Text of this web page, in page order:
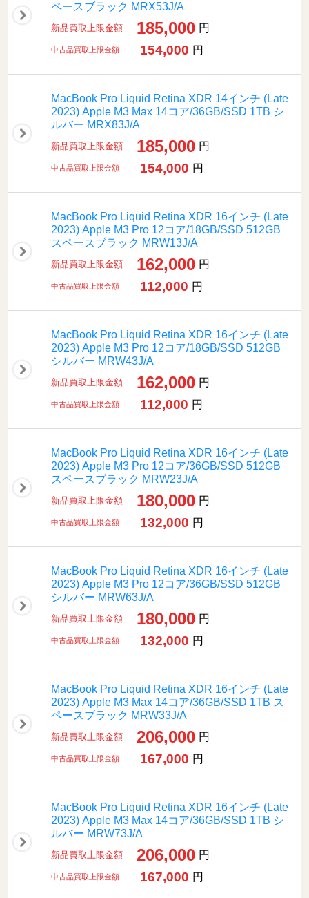
ペースブラック MRX53J/A
新品買取上限金額 185,000 円
中古品買取上限金額 154,000 円
MacBook Pro Liquid Retina XDR 14インチ (Late
2023) Apple M3 Max 14コア/36GB/SSD 1TB シ
ルバー MRX83J/A
新品買取上限金額 185,000 円
中古品買取上限金額 154,000 円
MacBook Pro Liquid Retina XDR 16インチ (Late
2023) Apple M3 Pro 12コア/18GB/SSD 512GB
スペースブラック MRW13J/A
新品買取上限金額 162,000 円
中古品買取上限金額 112,000 円
MacBook Pro Liquid Retina XDR 16インチ (Late
2023) Apple M3 Pro 12コア/18GB/SSD 512GB
シルバー MRW43J/A
新品買取上限金額 162,000 円
中古品買取上限金額 112,000 円
MacBook Pro Liquid Retina XDR 16インチ (Late
2023) Apple M3 Pro 12コア/36GB/SSD 512GB
スペースブラック MRW23J/A
新品買取上限金額 180,000 円
中古品買取上限金額 132,000 円
MacBook Pro Liquid Retina XDR 16インチ (Late
2023) Apple M3 Pro 12コア/36GB/SSD 512GB
シルバー MRW63J/A
新品買取上限金額 180,000 円
中古品買取上限金額 132,000 円
MacBook Pro Liquid Retina XDR 16インチ (Late
2023) Apple M3 Max 14コア/36GB/SSD 1TB ス
ペースブラック MRW33J/A
新品買取上限金額 206,000 円
中古品買取上限金額 167,000 円
MacBook Pro Liquid Retina XDR 16インチ (Late
2023) Apple M3 Max 14コア/36GB/SSD 1TB シ
ルバー MRW73J/A
新品買取上限金額 206,000 円
中古品買取上限金額 167,000 円